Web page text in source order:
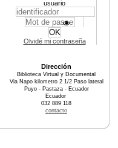
usuario
Olvidé mi contraseña
Dirección
Biblioteca Virtual y Documental
Via Napo kilometro 2 1/2 Paso lateral
Puyo - Pastaza - Ecuador
Ecuador
032 889 118
contacto